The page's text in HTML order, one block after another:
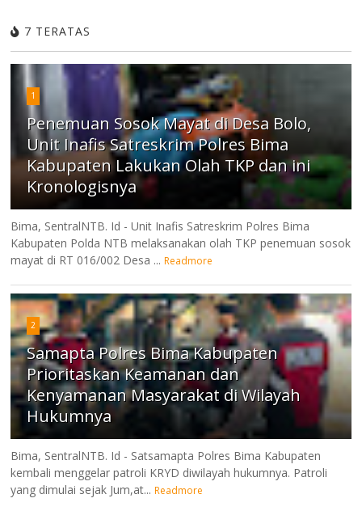
7 TERATAS
1
Penemuan Sosok Mayat di Desa Bolo,
Unit Inafis Satreskrim Polres Bima
Kabupaten Lakukan Olah TKP dan ini
Kronologisnya
Bima, SentralNTB. Id - Unit Inafis Satreskrim Polres Bima
Kabupaten Polda NTB melaksanakan olah TKP penemuan sosok
mayat di RT 016/002 Desa ... Readmore
2
Samapta Polres Bima Kabupaten
Prioritaskan Keamanan dan
Kenyamanan Masyarakat di Wilayah
Hukumnya
Bima, SentralNTB. Id - Satsamapta Polres Bima Kabupaten
kembali menggelar patroli KRYD diwilayah hukumnya. Patroli
yang dimulai sejak Jum,at... Readmore